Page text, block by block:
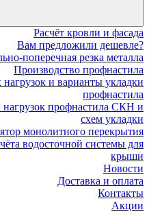
Расчёт кровли и фасада
Вам предложили дешевле?
поперечная резка металла
Производство профнастила
нагрузок и варианты укладки
профнастила
нагрузок профнастила СКН и
схем укладки
монолитного перекрытия
водосточной системы для
крыши
Новости
Доставка и оплата
Контакты
Акции